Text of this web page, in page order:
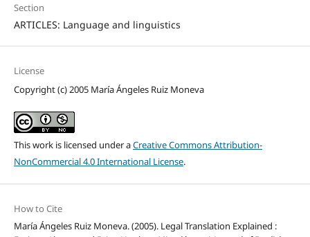
Section
ARTICLES: Language and linguistics
License
Copyright (c) 2005 María Ángeles Ruiz Moneva
This work is licensed under aCreative Commons Attribution-
NonCommercial 4.0 International License.
How to Cite
María Ángeles Ruiz Moneva. (2005). Legal Translation Explained :